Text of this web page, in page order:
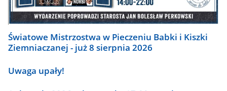
Światowe Mistrzostwa w Pieczeniu Babki i Kiszki
Ziemniaczanej - już 8 sierpnia 2026
Uwaga upały!